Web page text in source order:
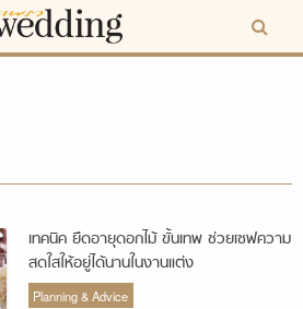
เทคนิค ยืดอายุดอกไม้ ขั้นเทพ ช่วยเซฟความ
สดใสให้อยู่ได้นานในงานแต่ง
Planning & Advice